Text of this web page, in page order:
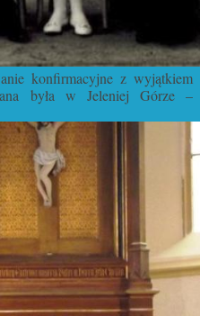
konfirmacyjne z wyjątkiem
była w Jeleniej Górze –